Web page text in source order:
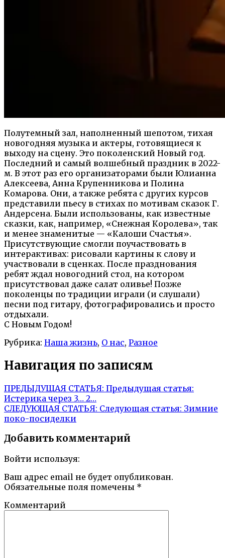
Полутемный зал, наполненный шепотом, тихая
новогодняя музыка и актеры, готовящиеся к
выходу на сцену. Это поколенский Новый год.
Последний и самый волшебный праздник в 2022-
м. В этот раз его организаторами были Юлианна
Алексеева, Анна Крупенникова и Полина
Комарова. Они, а также ребята с других курсов
представили пьесу в стихах по мотивам сказок Г.
Андерсена. Были использованы, как известные
сказки, как, например, «Снежная Королева», так
и менее знаменитые — «Калоши Счастья».
Присутствующие смогли поучаствовать в
интерактивах: рисовали картины к слову и
участвовали в сценках. После празднования
ребят ждал новогодний стол, на котором
присутствовал даже салат оливье! Позже
поколенцы по традиции играли (и слушали)
песни под гитару, фотографировались и просто
отдыхали.
С Новым Годом!
Рубрика: Наша жизнь, О нас, Разное
Навигация по записям
ПРЕДЫДУЩАЯ СТАТЬЯ: Предыдущая статья:
Истерика через 3… 2…
СЛЕДУЮЩАЯ СТАТЬЯ: Следующая статья: Зимние
поко-посиделки
Добавить комментарий
Войти используя:
Ваш адрес email не будет опубликован.
Обязательные поля помечены *
Комментарий